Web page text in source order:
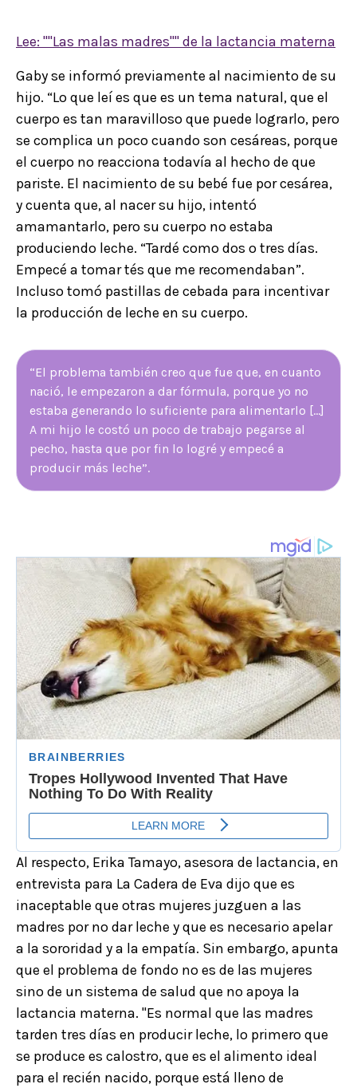
Lee: ''''Las malas madres'''' de la lactancia materna
Gaby se informó previamente al nacimiento de su
hijo. “Lo que leí es que es un tema natural, que el
cuerpo es tan maravilloso que puede lograrlo, pero
se complica un poco cuando son cesáreas, porque
el cuerpo no reacciona todavía al hecho de que
pariste. El nacimiento de su bebé fue por cesárea,
y cuenta que, al nacer su hijo, intentó
amamantarlo, pero su cuerpo no estaba
produciendo leche. “Tardé como dos o tres días.
Empecé a tomar tés que me recomendaban”.
Incluso tomó pastillas de cebada para incentivar
la producción de leche en su cuerpo.
“El problema también creo que fue que, en cuanto
nació, le empezaron a dar fórmula, porque yo no
estaba generando lo suficiente para alimentarlo [...]
A mi hijo le costó un poco de trabajo pegarse al
pecho, hasta que por fin lo logré y empecé a
producir más leche”.
Al respecto, Erika Tamayo, asesora de lactancia, en
entrevista para La Cadera de Eva dijo que es
inaceptable que otras mujeres juzguen a las
madres por no dar leche y que es necesario apelar
a la sororidad y a la empatía. Sin embargo, apunta
que el problema de fondo no es de las mujeres
sino de un sistema de salud que no apoya la
lactancia materna. "Es normal que las madres
tarden tres días en producir leche, lo primero que
se produce es calostro, que es el alimento ideal
para el recién nacido, porque está lleno de